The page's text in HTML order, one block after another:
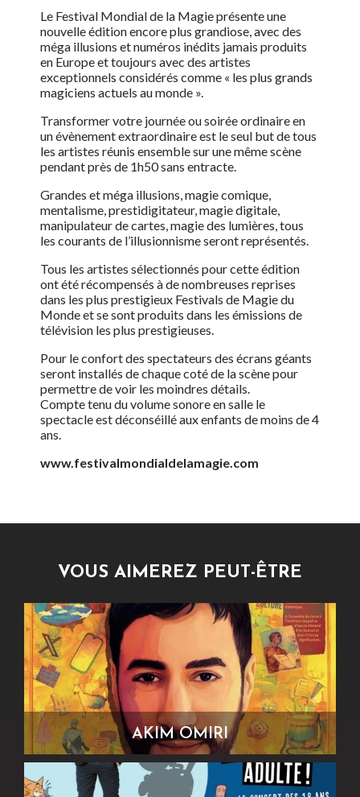
Le Festival Mondial de la Magie présente une
nouvelle édition encore plus grandiose, avec des
méga illusions et numéros inédits jamais produits
en Europe et toujours avec des artistes
exceptionnels considérés comme « les plus grands
magiciens actuels au monde ».
Transformer votre journée ou soirée ordinaire en
un évènement extraordinaire est le seul but de tous
les artistes réunis ensemble sur une même scène
pendant près de 1h50 sans entracte.
Grandes et méga illusions, magie comique,
mentalisme, prestidigitateur, magie digitale,
manipulateur de cartes, magie des lumières, tous
les courants de l’illusionnisme seront représentés.
Tous les artistes sélectionnés pour cette édition
ont été récompensés à de nombreuses reprises
dans les plus prestigieux Festivals de Magie du
Monde et se sont produits dans les émissions de
télévision les plus prestigieuses.
Pour le confort des spectateurs des écrans géants
seront installés de chaque coté de la scène pour
permettre de voir les moindres détails.
Compte tenu du volume sonore en salle le
spectacle est déconséillé aux enfants de moins de 4
ans.
www.festivalmondialdelamagie.com
VOUS AIMEREZ PEUT-ÊTRE
AKIM OMIRI